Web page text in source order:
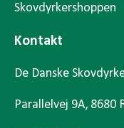
Skovdyrkershoppen
Kontakt
De Danske
Parallelvej 9A, 8680